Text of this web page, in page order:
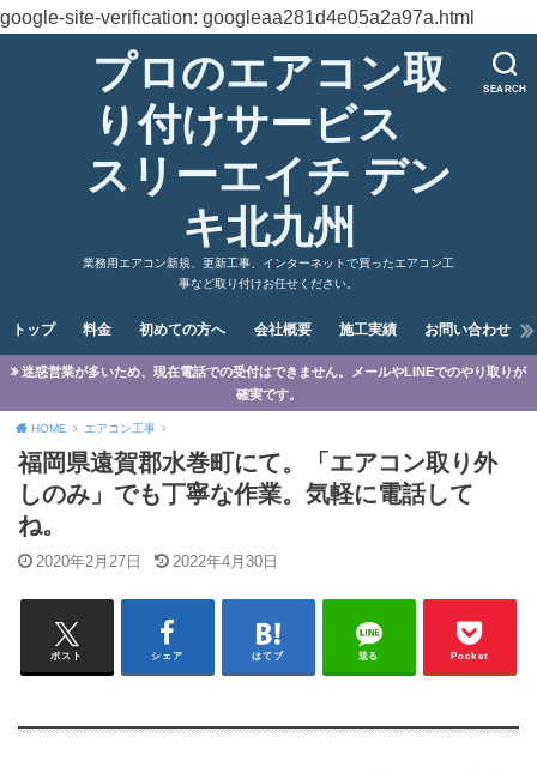
google-site-verification: googleaa281d4e05a2a97a.html
SEARCH
プロのエアコン取
り付けサービス
スリーエイチ デン
キ北九州
業務用エアコン新規、更新工事、インターネットで買ったエアコン工
事など取り付けお任せください。
トップ 料金 初めての方へ 会社概要 施工実績 お問い合わせ
迷惑営業が多いため、現在電話での受付はできません。メールやLINEでのやり取りが
確実です。
HOME エアコン工事
福岡県遠賀郡水巻町にて。「エアコン取り外
しのみ」でも丁寧な作業。気軽に電話して
ね。
2020年2月27日 2022年4月30日
ポスト シェア はてブ 送る Pocket